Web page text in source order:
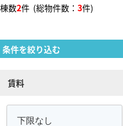
棟数2件 (総物件数： 3件)
条件を絞り込む
賃料